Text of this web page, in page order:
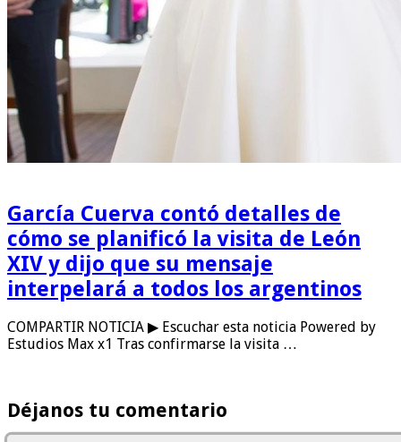
García Cuerva contó detalles de
cómo se planificó la visita de León
XIV y dijo que su mensaje
interpelará a todos los argentinos
COMPARTIR NOTICIA ▶ Escuchar esta noticia Powered by
Estudios Max x1 Tras confirmarse la visita …
Déjanos tu comentario